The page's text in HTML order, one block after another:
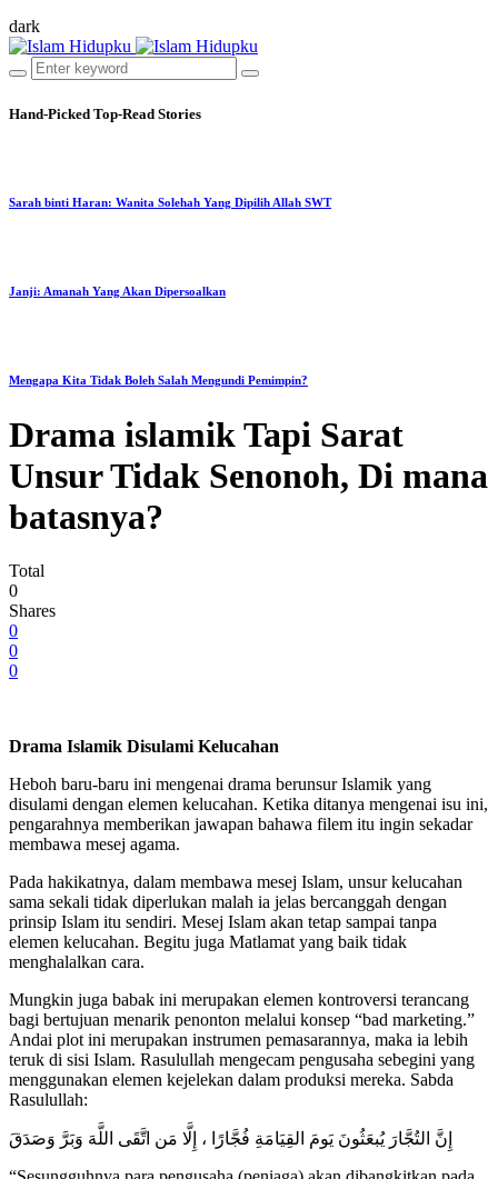
dark
Hand-Picked Top-Read Stories
Sarah binti Haran: Wanita Solehah Yang Dipilih Allah SWT
Janji: Amanah Yang Akan Dipersoalkan
Mengapa Kita Tidak Boleh Salah Mengundi Pemimpin?
Drama islamik Tapi Sarat
Unsur Tidak Senonoh, Di mana
batasnya?
Total
0
Shares
0
0
0
Drama Islamik Disulami Kelucahan
Heboh baru-baru ini mengenai drama berunsur Islamik yang
disulami dengan elemen kelucahan. Ketika ditanya mengenai isu ini,
pengarahnya memberikan jawapan bahawa filem itu ingin sekadar
membawa mesej agama.
Pada hakikatnya, dalam membawa mesej Islam, unsur kelucahan
sama sekali tidak diperlukan malah ia jelas bercanggah dengan
prinsip Islam itu sendiri. Mesej Islam akan tetap sampai tanpa
elemen kelucahan. Begitu juga Matlamat yang baik tidak
menghalalkan cara.
Mungkin juga babak ini merupakan elemen kontroversi terancang
bagi bertujuan menarik penonton melalui konsep “bad marketing.”
Andai plot ini merupakan instrumen pemasarannya, maka ia lebih
teruk di sisi Islam. Rasulullah mengecam pengusaha sebegini yang
menggunakan elemen kejelekan dalam produksi mereka. Sabda
Rasulullah:
إِنَّ التُجَّارَ يُبعَثُونَ يَومَ القِيَامَةِ فُجَّارًا ، إِلَّا مَن اتَّقَى اللَّهَ وَبَرَّ وَصَدَقَ